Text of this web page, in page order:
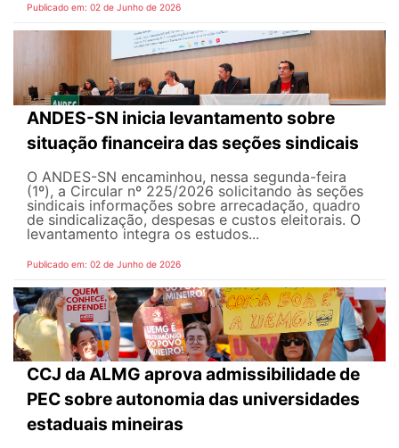
Publicado em: 02 de Junho de 2026
ANDES-SN inicia levantamento sobre
situação financeira das seções sindicais
O ANDES-SN encaminhou, nessa segunda-feira
(1º), a Circular nº 225/2026 solicitando às seções
sindicais informações sobre arrecadação, quadro
de sindicalização, despesas e custos eleitorais. O
levantamento integra os estudos...
Publicado em: 02 de Junho de 2026
CCJ da ALMG aprova admissibilidade de
PEC sobre autonomia das universidades
estaduais mineiras